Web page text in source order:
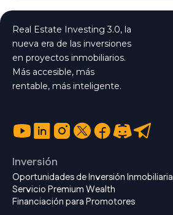
Real Estate Investing 3.0, la
nueva era de las inversiones
en proyectos inmobiliarios.
Más accesible, más
rentable, más inteligente.
Inversión
Oportunidades de Inversión Inmobiliaria
Servicio Premium Wealth
Financiación para Promotores